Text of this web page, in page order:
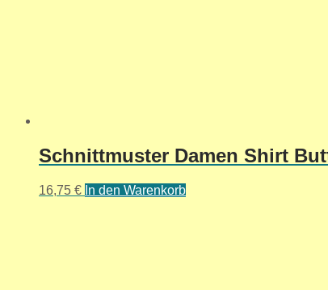
Schnittmuster Damen Shirt
16,75 € In den Warenkorb